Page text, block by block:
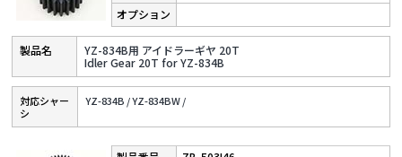
YZ-834B用 アイドラーギヤ 20T
Idler Gear 20T for YZ-834B
対応シャー
シ
YZ-834B /YZ-834BW /